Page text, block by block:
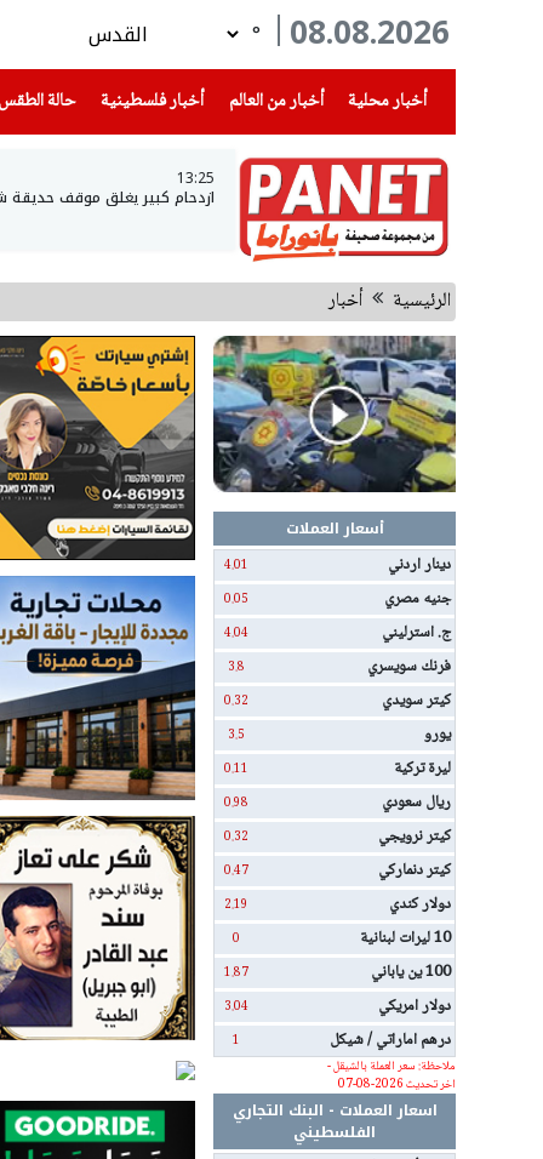
08.08.2026
°
أخبار محلية
(current) أخبار من العالم أخبار فلسطينية(current) حالة الطقس
13:25
ازدحام كبير يغلق موقف حديقة
الرئيسية أخبار
أسعار العملات
دينار اردني
4.01
جنيه مصري 0.05
ج. استرليني 4.04
فرنك سويسري 3.8
كيتر سويدي 0.32
يورو 3.5
ليرة تركية 0.11
ريال سعودي 0.98
كيتر نرويجي 0.32
كيتر دنماركي 0.47
دولار كندي 2.19
10 ليرات لبنانية 0
100 ين ياباني 1.87
دولار امريكي 3.04
درهم اماراتي / شيكل
1
ملاحظة: سعر العملة بالشيقل -
اخر تحديث 2026-08-07
اسعار العملات - البنك التجاري
الفلسطيني